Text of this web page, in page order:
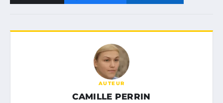
AUTEUR
CAMILLE PERRIN